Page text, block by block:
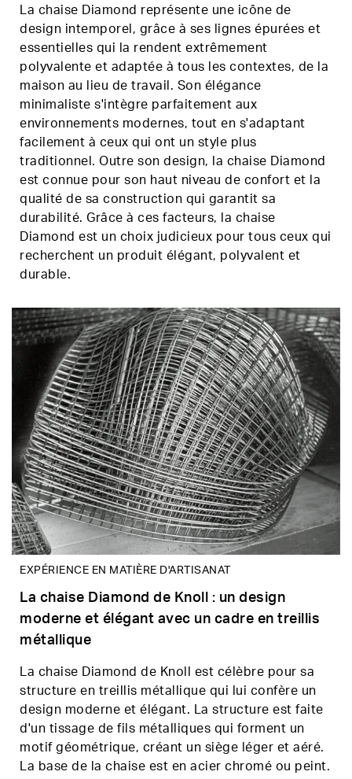
La chaise Diamond représente une icône de
design intemporel, grâce à ses lignes épurées et
essentielles qui la rendent extrêmement
polyvalente et adaptée à tous les contextes, de la
maison au lieu de travail. Son élégance
minimaliste s'intègre parfaitement aux
environnements modernes, tout en s'adaptant
facilement à ceux qui ont un style plus
traditionnel. Outre son design, la chaise Diamond
est connue pour son haut niveau de confort et la
qualité de sa construction qui garantit sa
durabilité. Grâce à ces facteurs, la chaise
Diamond est un choix judicieux pour tous ceux qui
recherchent un produit élégant, polyvalent et
durable.
EXPÉRIENCE EN MATIÈRE D'ARTISANAT
La chaise Diamond de Knoll : un design
moderne et élégant avec un cadre en treillis
métallique
La chaise Diamond de Knoll est célèbre pour sa
structure en treillis métallique qui lui confère un
design moderne et élégant. La structure est faite
d'un tissage de fils métalliques qui forment un
motif géométrique, créant un siège léger et aéré.
La base de la chaise est en acier chromé ou peint.